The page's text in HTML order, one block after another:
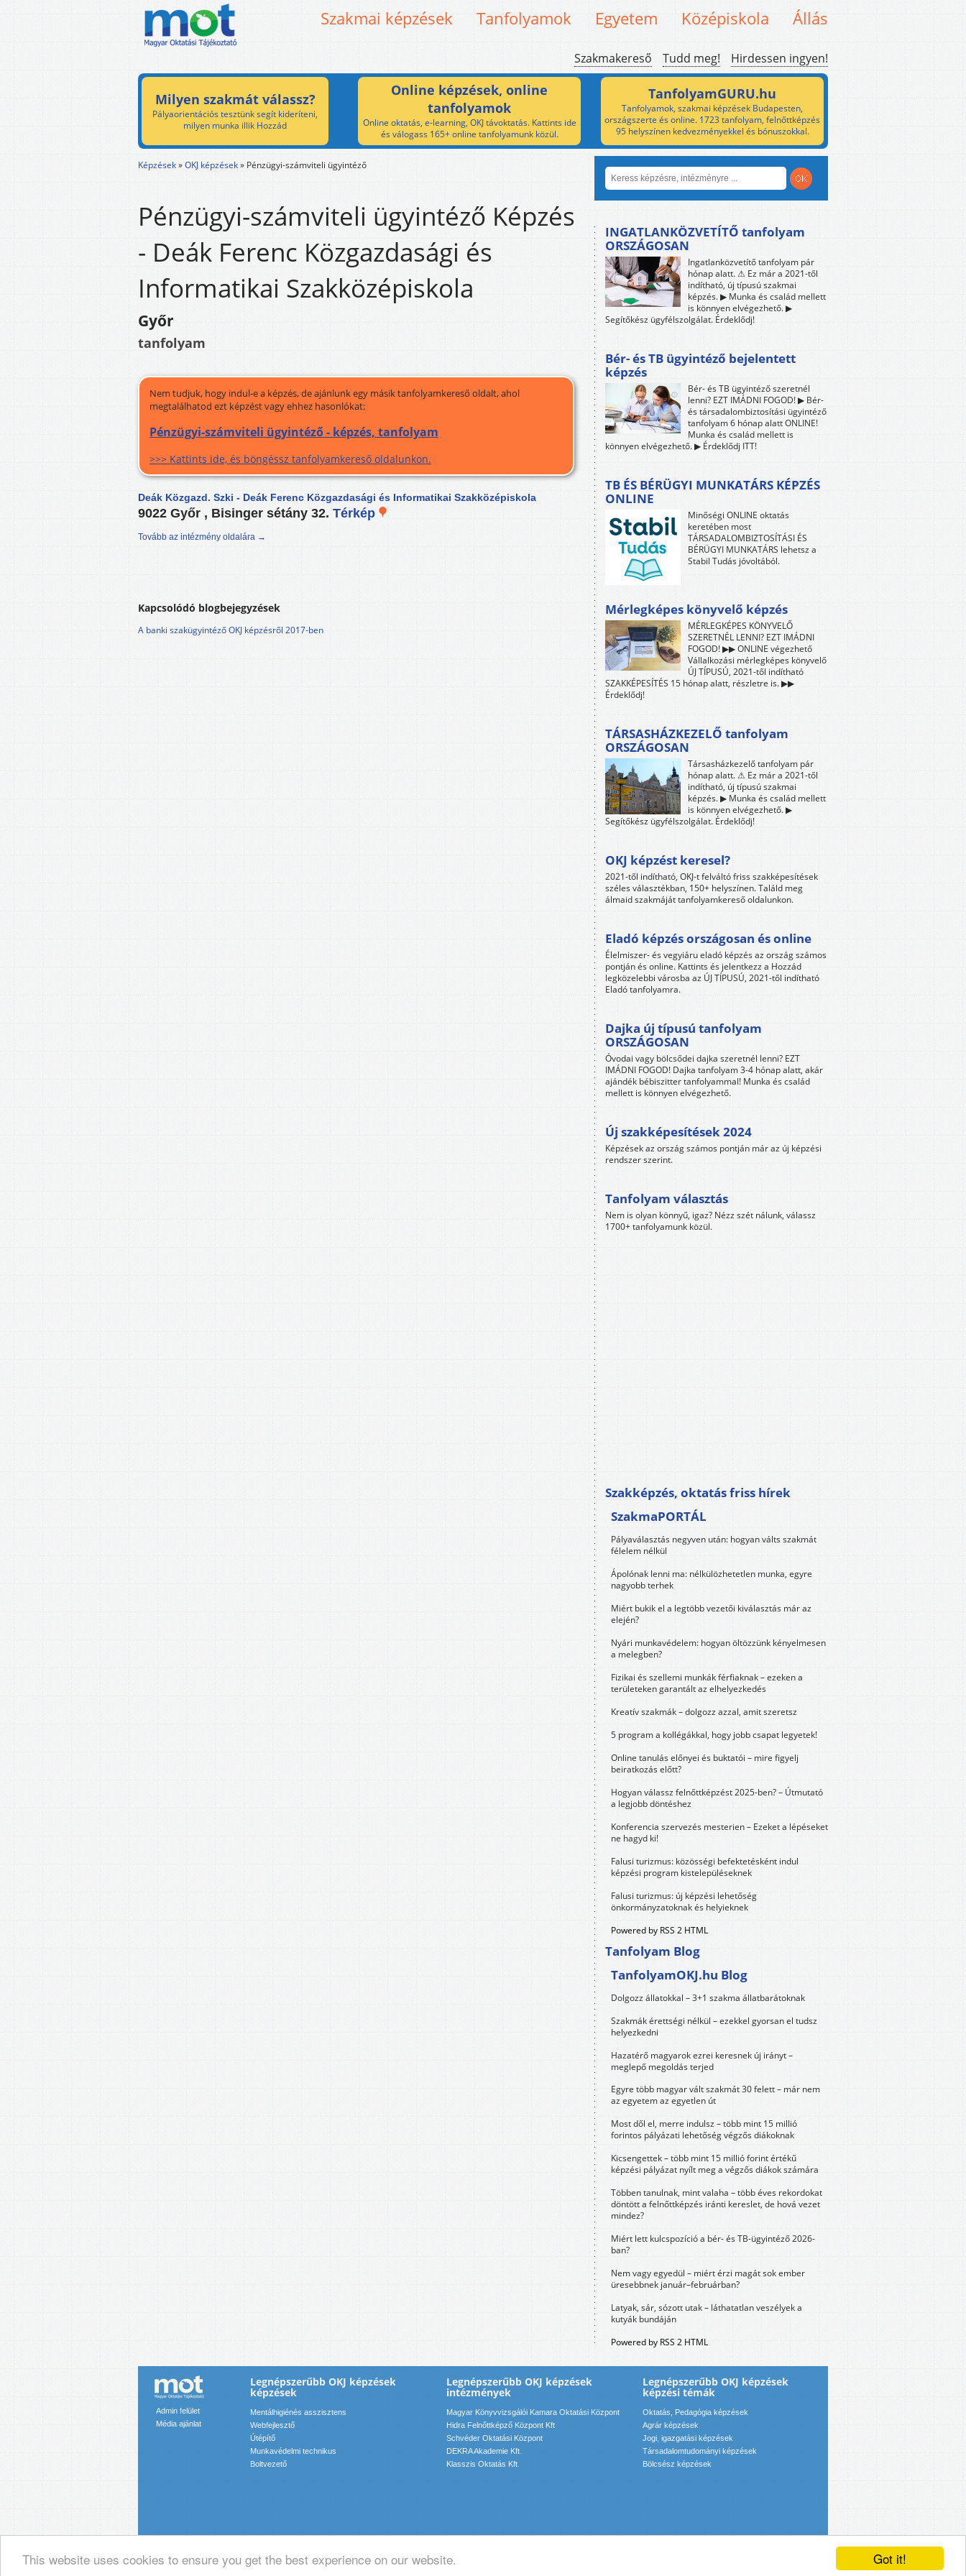
Got it!
This website uses cookies to ensure you get the best experience on our website.
Szakmai képzések Tanfolyamok Egyetem Középiskola Állás
Szakmakereső Tudd meg! Hirdessen ingyen!
Milyen szakmát válassz?
Pályaorientációs tesztünk segít kideríteni,
milyen munka illik Hozzád
Online képzések, online
tanfolyamok
Online oktatás, e-learning, OKJ távoktatás. Kattints ide
és válogass 165+ online tanfolyamunk közül.
TanfolyamGURU.hu
Tanfolyamok, szakmai képzések Budapesten,
országszerte és online. 1723 tanfolyam, felnőttképzés
95 helyszínen kedvezményekkel és bónuszokkal.
Képzések»OKJ képzések» Pénzügyi-számviteli ügyintéző
Pénzügyi-számviteli ügyintéző Képzés
- Deák Ferenc Közgazdasági és
Informatikai Szakközépiskola
Győr
tanfolyam
Nem tudjuk, hogy indul-e a képzés, de ajánlunk egy másik tanfolyamkereső oldalt, ahol
megtalálhatod ezt képzést vagy ehhez hasonlókat:
Pénzügyi-számviteli ügyintéző - képzés, tanfolyam
>>> Kattints ide, és böngéssz tanfolyamkereső oldalunkon.
Deák Közgazd. Szki - Deák Ferenc Közgazdasági és Informatikai Szakközépiskola
9022 Győr , Bisinger sétány 32. Térkép
Tovább az intézmény oldalára →
Kapcsolódó blogbejegyzések
A banki szakügyintéző OKJ képzésről 2017-ben
INGATLANKÖZVETÍTŐ tanfolyam
ORSZÁGOSAN
Ingatlanközvetítő tanfolyam pár
hónap alatt. ⚠ Ez már a 2021-től
indítható, új típusú szakmai
képzés. ▶ Munka és család mellett
is könnyen elvégezhető. ▶
Segítőkész ügyfélszolgálat. Érdeklődj!
Bér- és TB ügyintéző bejelentett
képzés
Bér- és TB ügyintéző szeretnél
lenni? EZT IMÁDNI FOGOD! ▶ Bér-
és társadalombiztosítási ügyintéző
tanfolyam 6 hónap alatt ONLINE!
Munka és család mellett is
könnyen elvégezhető. ▶ Érdeklődj ITT!
TB ÉS BÉRÜGYI MUNKATÁRS KÉPZÉS
ONLINE
Minőségi ONLINE oktatás
keretében most
TÁRSADALOMBIZTOSÍTÁSI ÉS
BÉRÜGYI MUNKATÁRS lehetsz a
Stabil Tudás jóvoltából.
Mérlegképes könyvelő képzés
MÉRLEGKÉPES KÖNYVELŐ
SZERETNÉL LENNI? EZT IMÁDNI
FOGOD! ▶▶ ONLINE végezhető
Vállalkozási mérlegképes könyvelő
ÚJ TÍPUSÚ, 2021-től indítható
SZAKKÉPESÍTÉS 15 hónap alatt, részletre is. ▶▶
Érdeklődj!
TÁRSASHÁZKEZELŐ tanfolyam
ORSZÁGOSAN
Társasházkezelő tanfolyam pár
hónap alatt. ⚠ Ez már a 2021-től
indítható, új típusú szakmai
képzés. ▶ Munka és család mellett
is könnyen elvégezhető. ▶
Segítőkész ügyfélszolgálat. Érdeklődj!
OKJ képzést keresel?
2021-től indítható, OKJ-t felváltó friss szakképesítések
széles választékban, 150+ helyszínen. Találd meg
álmaid szakmáját tanfolyamkereső oldalunkon.
Eladó képzés országosan és online
Élelmiszer- és vegyiáru eladó képzés az ország számos
pontján és online. Kattints és jelentkezz a Hozzád
legközelebbi városba az ÚJ TÍPUSÚ, 2021-től indítható
Eladó tanfolyamra.
Dajka új típusú tanfolyam
ORSZÁGOSAN
Óvodai vagy bölcsődei dajka szeretnél lenni? EZT
IMÁDNI FOGOD! Dajka tanfolyam 3-4 hónap alatt, akár
ajándék bébiszitter tanfolyammal! Munka és család
mellett is könnyen elvégezhető.
Új szakképesítések 2024
Képzések az ország számos pontján már az új képzési
rendszer szerint.
Tanfolyam választás
Nem is olyan könnyű, igaz? Nézz szét nálunk, válassz
1700+ tanfolyamunk közül.
Szakképzés, oktatás friss hírek
SzakmaPORTÁL
Pályaválasztás negyven után: hogyan válts szakmát
félelem nélkül
Ápolónak lenni ma: nélkülözhetetlen munka, egyre
nagyobb terhek
Miért bukik el a legtöbb vezetői kiválasztás már az
elején?
Nyári munkavédelem: hogyan öltözzünk kényelmesen
a melegben?
Fizikai és szellemi munkák férfiaknak – ezeken a
területeken garantált az elhelyezkedés
Kreatív szakmák – dolgozz azzal, amit szeretsz
5 program a kollégákkal, hogy jobb csapat legyetek!
Online tanulás előnyei és buktatói – mire figyelj
beiratkozás előtt?
Hogyan válassz felnőttképzést 2025-ben? – Útmutató
a legjobb döntéshez
Konferencia szervezés mesterien – Ezeket a lépéseket
ne hagyd ki!
Falusi turizmus: közösségi befektetésként indul
képzési program kistelepüléseknek
Falusi turizmus: új képzési lehetőség
önkormányzatoknak és helyieknek
Powered by RSS 2 HTML
Tanfolyam Blog
TanfolyamOKJ.hu Blog
Dolgozz állatokkal – 3+1 szakma állatbarátoknak
Szakmák érettségi nélkül – ezekkel gyorsan el tudsz
helyezkedni
Hazatérő magyarok ezrei keresnek új irányt –
meglepő megoldás terjed
Egyre több magyar vált szakmát 30 felett – már nem
az egyetem az egyetlen út
Most dől el, merre indulsz – több mint 15 millió
forintos pályázati lehetőség végzős diákoknak
Kicsengettek – több mint 15 millió forint értékű
képzési pályázat nyílt meg a végzős diákok számára
Többen tanulnak, mint valaha – több éves rekordokat
döntött a felnőttképzés iránti kereslet, de hová vezet
mindez?
Miért lett kulcspozíció a bér- és TB-ügyintéző 2026-
ban?
Nem vagy egyedül – miért érzi magát sok ember
üresebbnek január–februárban?
Latyak, sár, sózott utak – láthatatlan veszélyek a
kutyák bundáján
Powered by RSS 2 HTML
Admin felület
Média ajánlat
Legnépszerűbb OKJ képzések
képzések
Mentálhigiénés asszisztens
Webfejlesztő
Útépítő
Munkavédelmi technikus
Boltvezető
Legnépszerűbb OKJ képzések
intézmények
Magyar Könyvvizsgálói Kamara Oktatási Központ
Hidra Felnőttképző Központ Kft
Schvéder Oktatási Központ
DEKRA Akademie Kft.
Klasszis Oktatás Kft.
Legnépszerűbb OKJ képzések
képzési témák
Oktatás, Pedagógia képzések
Agrár képzések
Jogi, igazgatási képzések
Társadalomtudományi képzések
Bölcsész képzések
© 2019 Magyar Oktatási Tájékoztató Kapcsolat: info(kukac)motadmin(pont)hu